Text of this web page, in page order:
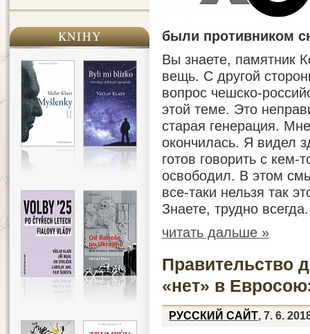
KNIHY
были противником
Вы знаете, памятник
вещь. С другой
вопрос чешско-
этой теме. Это
старая генерация.
окончилась. Я видел
готов говорить с кем-
освободил. В этом
все-таки нельзя так
Знаете, трудно
читать дальше »
Правительство
«нет» в
РУССКИЙ САЙТ, 7. 6.